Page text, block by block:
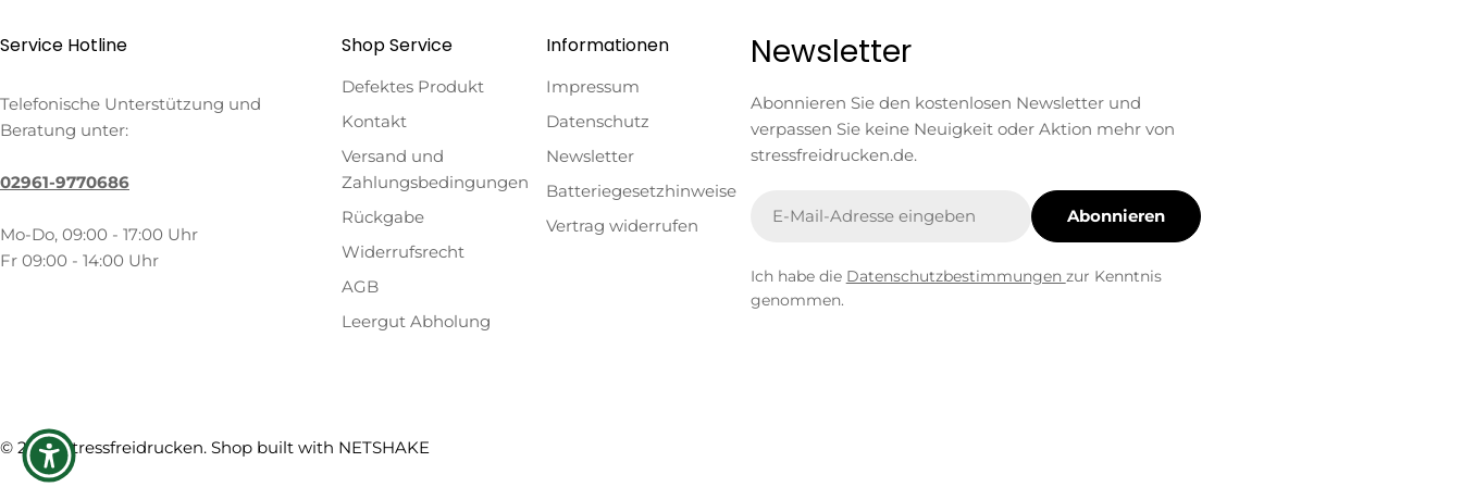
Service Hotline
Telefonische Unterstützung und
Beratung unter:
02961-9770686
Mo-Do, 09:00 - 17:00 Uhr
Fr 09:00 - 14:00 Uhr
Shop Service
Defektes Produkt
Kontakt
Versand und
Zahlungsbedingungen
Rückgabe
Widerrufsrecht
AGB
Leergut Abholung
Informationen
Impressum
Datenschutz
Newsletter
Batteriegesetzhinweise
Vertrag widerrufen
Newsletter
Abonnieren Sie den kostenlosen Newsletter und
verpassen Sie keine Neuigkeit oder Aktion mehr von
stressfreidrucken.de.
Mail
Abonnieren
Ich habe die Datenschutzbestimmungen zur Kenntnis
genommen.
© 2026Stressfreidrucken. Shop built with NETSHAKE